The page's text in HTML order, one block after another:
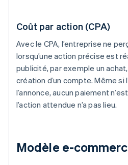
Coût par action (CPA)
Avec le CPA, l’entreprise ne
lorsqu’une action précise est
publicité, par exemple un
création d’un compte. Même si
l’annonce, aucun paiement
l’action attendue n’a pas lieu.
Modèle e-